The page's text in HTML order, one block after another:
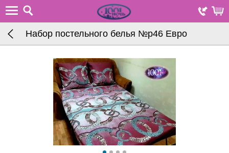
Набор постельного белья №p46 Евро